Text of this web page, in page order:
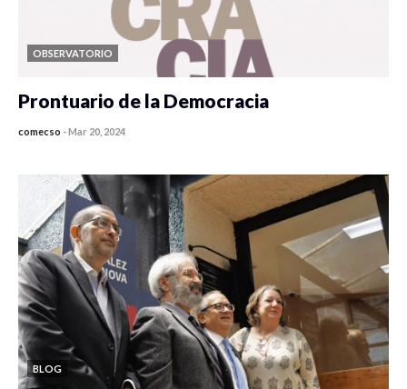
OBSERVATORIO
Prontuario de la Democracia
comecso -Mar 20, 2024
BLOG